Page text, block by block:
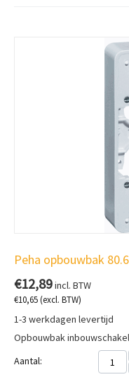
Peha opbouwbak
€12,89incl. BTW
€10,65(excl. BTW)
1-3 werkdagen levertijd
Opbouwbak
Aantal: